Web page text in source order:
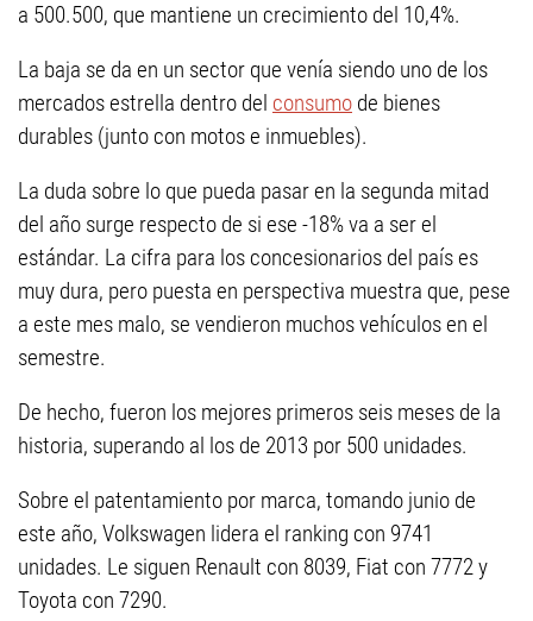
a 500.500, que mantiene un crecimiento del 10,4%.
La baja se da en un sector que venía siendo uno de los
mercados estrella dentro del consumo de bienes
durables (junto con motos e inmuebles).
La duda sobre lo que pueda pasar en la segunda mitad
del año surge respecto de si ese -18% va a ser el
estándar. La cifra para los concesionarios del país es
muy dura, pero puesta en perspectiva muestra que, pese
a este mes malo, se vendieron muchos vehículos en el
semestre.
De hecho, fueron los mejores primeros seis meses de la
historia, superando al los de 2013 por 500 unidades.
Sobre el patentamiento por marca, tomando junio de
este año, Volkswagen lidera el ranking con 9741
unidades. Le siguen Renault con 8039, Fiat con 7772 y
Toyota con 7290.